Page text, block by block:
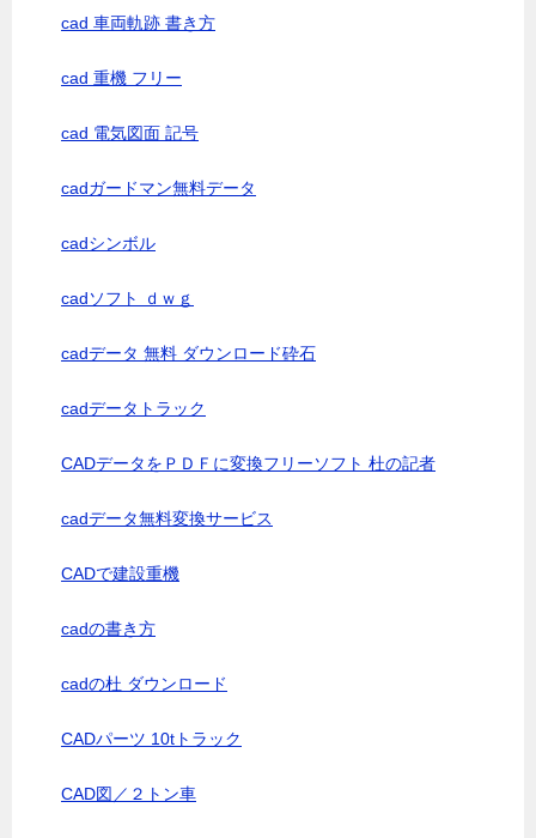
cad 車両軌跡 書き方
cad 重機 フリー
cad 電気図面 記号
cadガードマン無料データ
cadシンボル
cadソフト ｄｗｇ
cadデータ 無料 ダウンロード砕石
cadデータトラック
CADデータをＰＤＦに変換フリーソフト 杜の記者
cadデータ無料変換サービス
CADで建設重機
cadの書き方
cadの杜 ダウンロード
CADパーツ 10tトラック
CAD図／２トン車